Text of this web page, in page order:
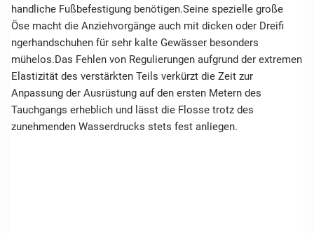
handliche Fußbefestigung benötigen.Seine spezielle große
Öse macht die Anziehvorgänge auch mit dicken oder Dreiﬁ
ngerhandschuhen für sehr kalte Gewässer besonders
mühelos.Das Fehlen von Regulierungen aufgrund der extremen
Elastizität des verstärkten Teils verkürzt die Zeit zur
Anpassung der Ausrüstung auf den ersten Metern des
Tauchgangs erheblich und lässt die Flosse trotz des
zunehmenden Wasserdrucks stets fest anliegen.